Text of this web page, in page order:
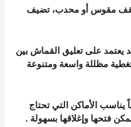
مقوس أو محدب، تضيف
يعتمد على تعليق القماش بين
مظللة واسعة ومتنوعة
يناسب الأماكن التي تحتاج
فتحها وإغلاقها بسهولة.